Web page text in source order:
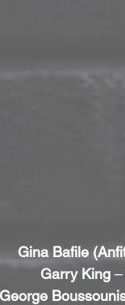
Gina Bafile
Garry King –
George